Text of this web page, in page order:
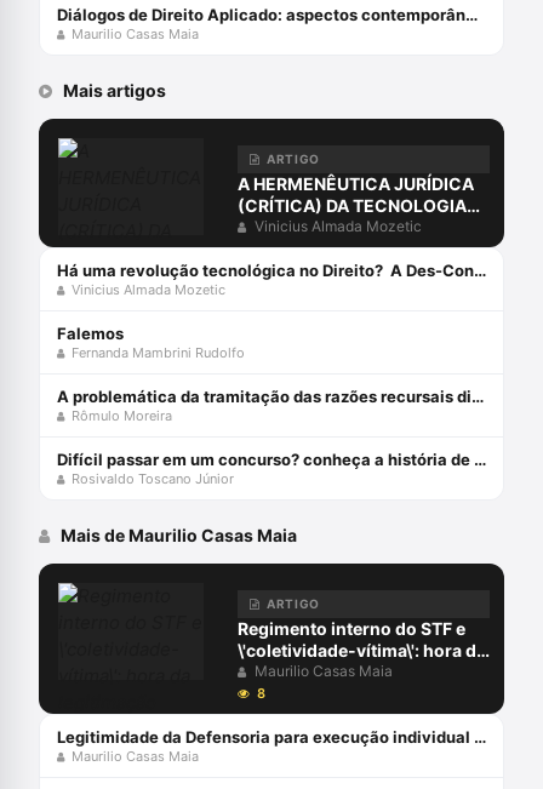
Diálogos de Direito Aplicado: aspectos contemporâneos das ciências criminais Capa comum 10 maio 2023
Maurilio Casas Maia
Mais artigos
ARTIGO
A HERMENÊUTICA JURÍDICA
(CRÍTICA) DA TECNOLOGIA
PÓS-MODERNA
Vinicius Almada Mozetic
Há uma revolução tecnológica no Direito? A Des-Construção da Sociedade do Conhecimento e da Informação[1]
Vinicius Almada Mozetic
Falemos
Fernanda Mambrini Rudolfo
A problemática da tramitação das razões recursais diretamente no tribunal (art. 600, § 4º, cpp)
Rômulo Moreira
Difícil passar em um concurso? conheça a história de davi lorso
Rosivaldo Toscano Júnior
Mais de Maurilio Casas Maia
ARTIGO
Regimento interno do STF e
\'coletividade-vítima\': hora da
legitimação penal
subsidiária?
Maurilio Casas Maia
8
Legitimidade da Defensoria para execução individual de título coletivo em favor de vulneráveis etários
Maurilio Casas Maia